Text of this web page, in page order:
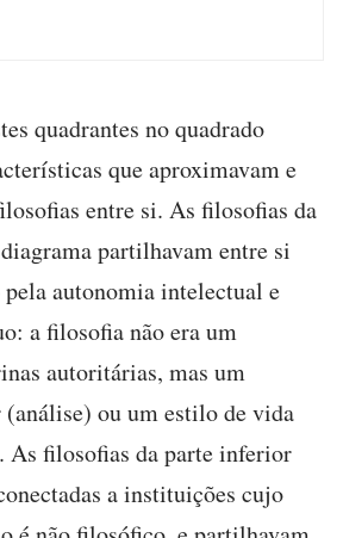
quadrantes no quadrado
que aproximavam e
entre si. As filosofias da
partilhavam entre si
pela autonomia intelectual e
a filosofia não era um
autoritárias, mas um
(análise) ou um estilo de vida
As filosofias da parte inferior
a instituições cujo